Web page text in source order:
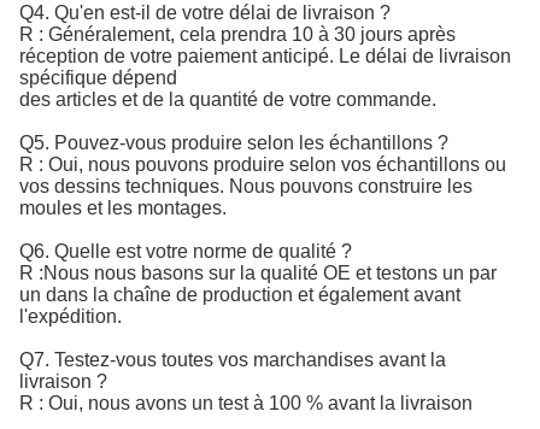
Q4. Qu'en est-il de votre délai de livraison ?
R : Généralement, cela prendra 10 à 30 jours après
réception de votre paiement anticipé. Le délai de livraison
spécifique dépend
des articles et de la quantité de votre commande.
Q5. Pouvez-vous produire selon les échantillons ?
R : Oui, nous pouvons produire selon vos échantillons ou
vos dessins techniques. Nous pouvons construire les
moules et les montages.
Q6. Quelle est votre norme de qualité ?
R :Nous nous basons sur la qualité OE et testons un par
un dans la chaîne de production et également avant
l'expédition.
Q7. Testez-vous toutes vos marchandises avant la
livraison ?
R : Oui, nous avons un test à 100 % avant la livraison